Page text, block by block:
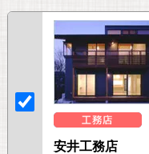
安井工務店